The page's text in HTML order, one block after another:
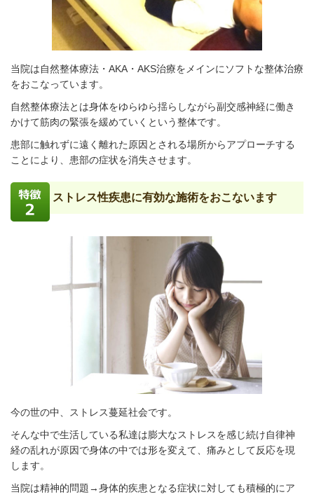
当院は自然整体療法・AKA・AKS治療をメインにソフトな整体治療
をおこなっています。
自然整体療法とは身体をゆらゆら揺らしながら副交感神経に働き
かけて筋肉の緊張を緩めていくという整体です。
患部に触れずに遠く離れた原因とされる場所からアプローチする
ことにより、患部の症状を消失させます。
ストレス性疾患に有効な施術をおこないます
今の世の中、ストレス蔓延社会です。
そんな中で生活している私達は膨大なストレスを感じ続け自律神
経の乱れが原因で身体の中では形を変えて、痛みとして反応を現
します。
当院は精神的問題→身体的疾患となる症状に対しても積極的にア